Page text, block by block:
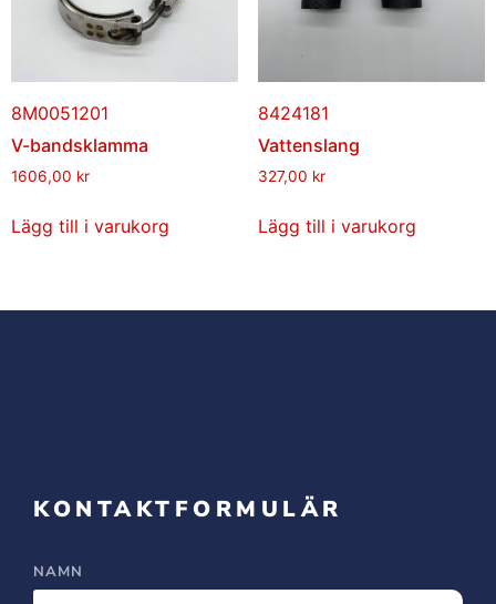
8M0051201
V-bandsklamma
1606,00 kr
Lägg till i varukorg
8424181
Vattenslang
327,00 kr
Lägg till i varukorg
KONTAKTFORMULÄR
NAMN